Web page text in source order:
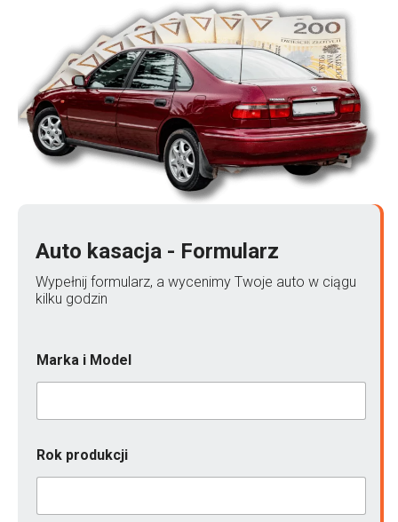
Auto kasacja - Formularz
Wypełnij formularz, a wycenimy Twoje auto w ciągu
kilku godzin
Marka i Model
Rok produkcji